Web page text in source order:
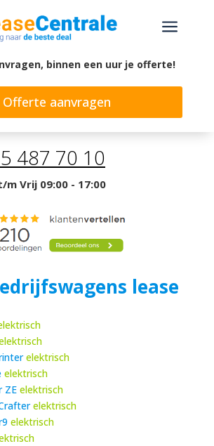
a
binnen een uur je offerte!
Offerte aanvragen
487 70 10
m Vrij 09:00 - 17:00
lease
elektrisch
elektrisch
ZE elektrisch
elektrisch
elektrisch